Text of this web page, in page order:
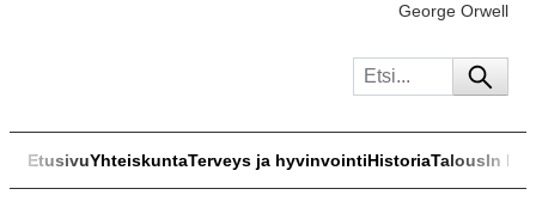
George Orwell
EtusivuYhteiskuntaTerveys ja hyvinvointiHistoriaTalousIn